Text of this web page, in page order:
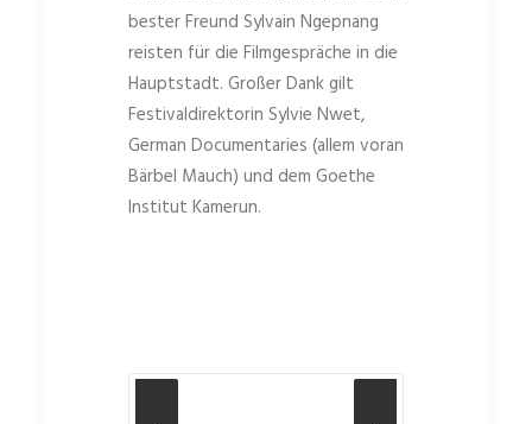
bester Freund Sylvain Ngepnang
reisten für die Filmgespräche in die
Hauptstadt. Großer Dank gilt
Festivaldirektorin Sylvie Nwet,
German Documentaries (allem voran
Bärbel Mauch) und dem Goethe
Institut Kamerun.